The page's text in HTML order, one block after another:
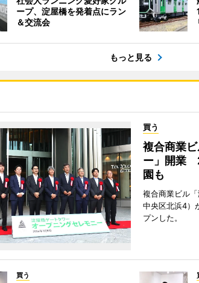
ープ、淀屋橋を発着点にラン
＆交流会
もっと見る
買う
複合商業
ー」開業
園も
複合商業ビル
中央区北浜4）
プンした。
買う